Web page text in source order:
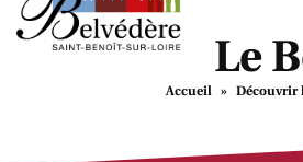
Le
Accueil » Découvrir